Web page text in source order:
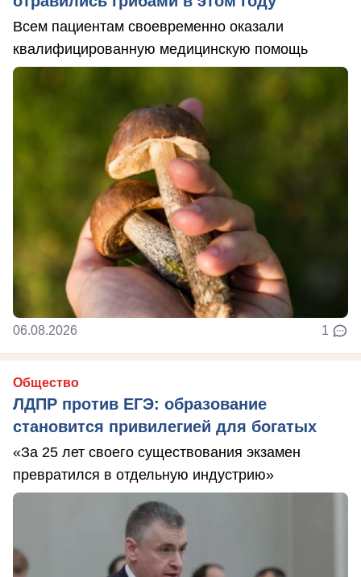
Всем пациентам своевременно оказали
квалифицированную медицинскую помощь
06.08.2026 1
Общество
ЛДПР против ЕГЭ: образование
становится привилегией для богатых
«За 25 лет своего существования экзамен
превратился в отдельную индустрию»